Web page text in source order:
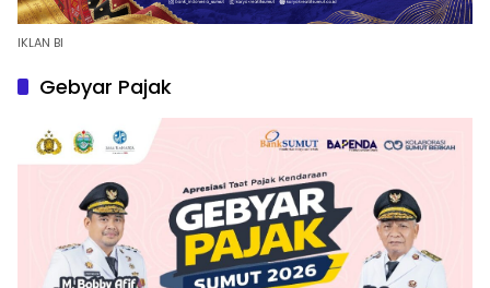
IKLAN BI
Gebyar Pajak